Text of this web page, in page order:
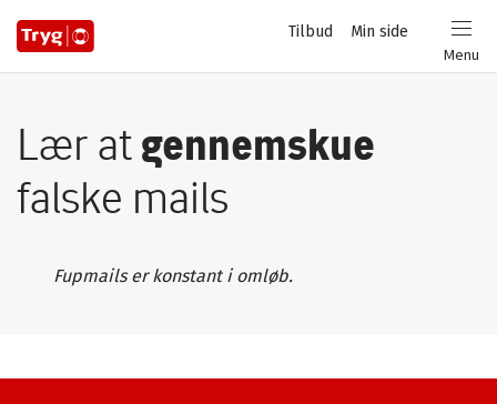
Menu
Privat
Login
Min side
Tilbud
Lær atgennemskue
falske mails
Fupmails er konstant i omløb.